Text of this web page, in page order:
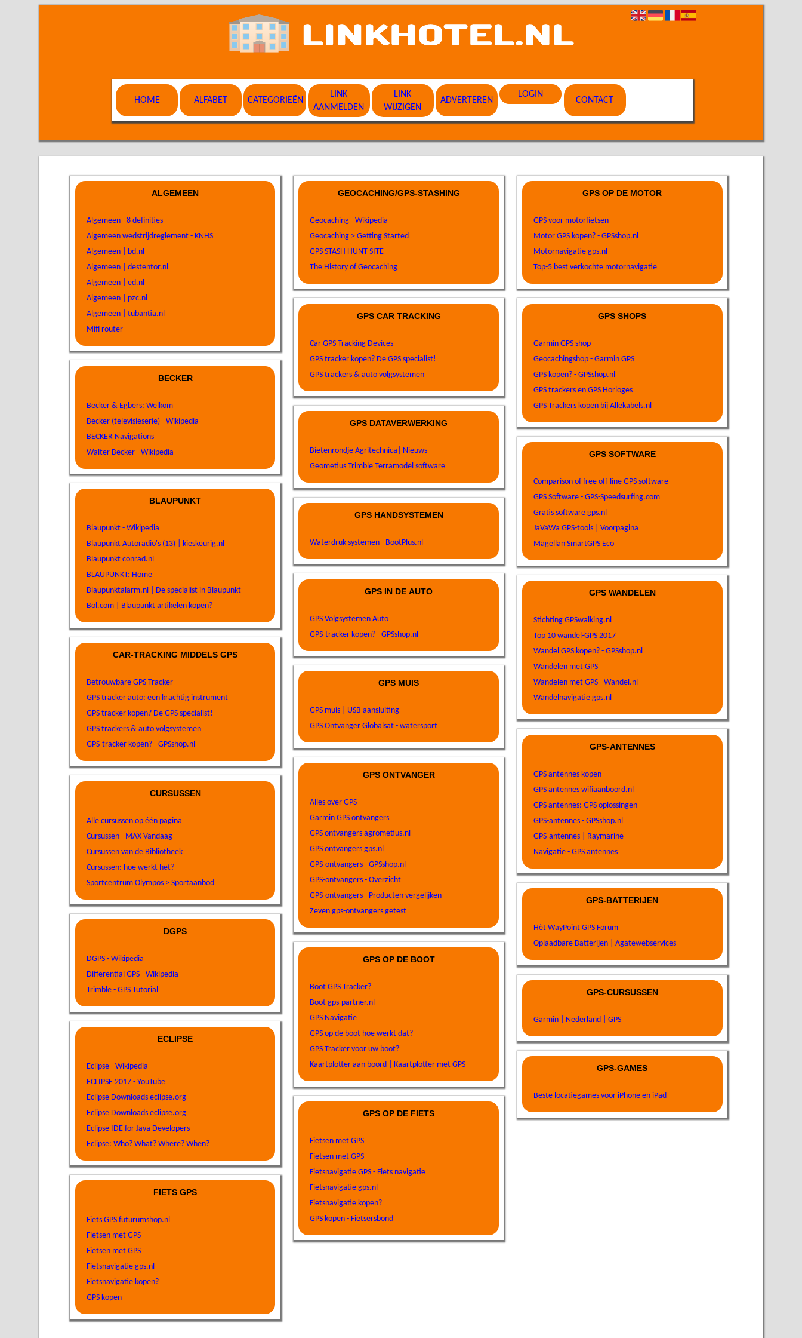
HOME ALFABET CATEGORIEËN
LINK
AANMELDEN
LINK
WIJZIGEN
ADVERTEREN
LOGIN
CONTACT
ALGEMEEN
Algemeen - 8 definities
Algemeen wedstrijdreglement - KNHS
Algemeen | bd.nl
Algemeen | destentor.nl
Algemeen | ed.nl
Algemeen | pzc.nl
Algemeen | tubantia.nl
Mifi router
BECKER
Becker & Egbers: Welkom
Becker (televisieserie) - Wikipedia
BECKER Navigations
Walter Becker - Wikipedia
BLAUPUNKT
Blaupunkt - Wikipedia
Blaupunkt Autoradio's (13) | kieskeurig.nl
Blaupunkt conrad.nl
BLAUPUNKT: Home
Blaupunktalarm.nl | De specialist in Blaupunkt
Bol.com | Blaupunkt artikelen kopen?
CAR-TRACKING MIDDELS GPS
Betrouwbare GPS Tracker
GPS tracker auto: een krachtig instrument
GPS tracker kopen? De GPS specialist!
GPS trackers & auto volgsystemen
GPS-tracker kopen? - GPSshop.nl
CURSUSSEN
Alle cursussen op één pagina
Cursussen - MAX Vandaag
Cursussen van de Bibliotheek
Cursussen: hoe werkt het?
Sportcentrum Olympos > Sportaanbod
DGPS
DGPS - Wikipedia
Differential GPS - Wikipedia
Trimble - GPS Tutorial
ECLIPSE
Eclipse - Wikipedia
ECLIPSE 2017 - YouTube
Eclipse Downloads eclipse.org
Eclipse Downloads eclipse.org
Eclipse IDE for Java Developers
Eclipse: Who? What? Where? When?
FIETS GPS
Fiets GPS futurumshop.nl
Fietsen met GPS
Fietsen met GPS
Fietsnavigatie gps.nl
Fietsnavigatie kopen?
GPS kopen
GEOCACHING/GPS-STASHING
Geocaching - Wikipedia
Geocaching > Getting Started
GPS STASH HUNT SITE
The History of Geocaching
GPS CAR TRACKING
Car GPS Tracking Devices
GPS tracker kopen? De GPS specialist!
GPS trackers & auto volgsystemen
GPS DATAVERWERKING
Bietenrondje Agritechnica| Nieuws
Geometius Trimble Terramodel software
GPS HANDSYSTEMEN
Waterdruk systemen - BootPlus.nl
GPS IN DE AUTO
GPS Volgsystemen Auto
GPS-tracker kopen? - GPSshop.nl
GPS MUIS
GPS muis | USB aansluiting
GPS Ontvanger Globalsat - watersport
GPS ONTVANGER
Alles over GPS
Garmin GPS ontvangers
GPS ontvangers agrometius.nl
GPS ontvangers gps.nl
GPS-ontvangers - GPSshop.nl
GPS-ontvangers - Overzicht
GPS-ontvangers - Producten vergelijken
Zeven gps-ontvangers getest
GPS OP DE BOOT
Boot GPS Tracker?
Boot gps-partner.nl
GPS Navigatie
GPS op de boot hoe werkt dat?
GPS Tracker voor uw boot?
Kaartplotter aan boord | Kaartplotter met GPS
GPS OP DE FIETS
Fietsen met GPS
Fietsen met GPS
Fietsnavigatie GPS - Fiets navigatie
Fietsnavigatie gps.nl
Fietsnavigatie kopen?
GPS kopen - Fietsersbond
GPS OP DE MOTOR
GPS voor motorfietsen
Motor GPS kopen? - GPSshop.nl
Motornavigatie gps.nl
Top-5 best verkochte motornavigatie
GPS SHOPS
Garmin GPS shop
Geocachingshop - Garmin GPS
GPS kopen? - GPSshop.nl
GPS trackers en GPS Horloges
GPS Trackers kopen bij Allekabels.nl
GPS SOFTWARE
Comparison of free off-line GPS software
GPS Software - GPS-Speedsurfing.com
Gratis software gps.nl
JaVaWa GPS-tools | Voorpagina
Magellan SmartGPS Eco
GPS WANDELEN
Stichting GPSwalking.nl
Top 10 wandel-GPS 2017
Wandel GPS kopen? - GPSshop.nl
Wandelen met GPS
Wandelen met GPS - Wandel.nl
Wandelnavigatie gps.nl
GPS-ANTENNES
GPS antennes kopen
GPS antennes wifiaanboord.nl
GPS antennes: GPS oplossingen
GPS-antennes - GPSshop.nl
GPS-antennes | Raymarine
Navigatie - GPS antennes
GPS-BATTERIJEN
Hèt WayPoint GPS Forum
Oplaadbare Batterijen | Agatewebservices
GPS-CURSUSSEN
Garmin | Nederland | GPS
GPS-GAMES
Beste locatiegames voor iPhone en iPad